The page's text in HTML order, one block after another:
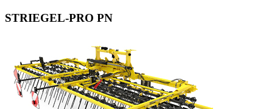
STRIEGEL-PRO PN